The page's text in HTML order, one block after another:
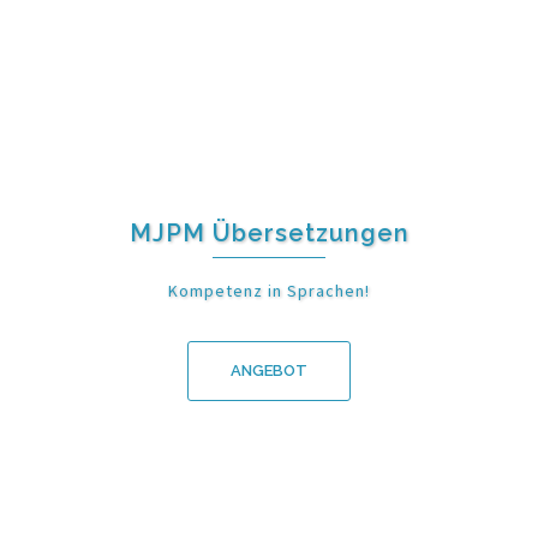
MJPM Übersetzungen
Kompetenz in Sprachen!
ANGEBOT